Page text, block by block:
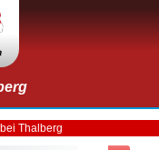
Thalberg